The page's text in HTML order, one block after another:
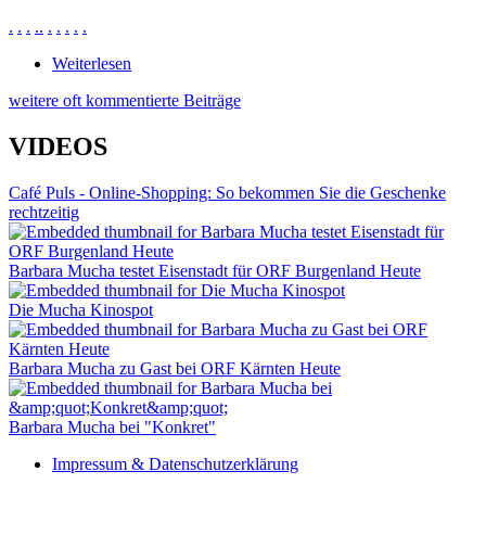
. . . .. . . . . .
Weiterlesen
weitere oft kommentierte Beiträge
VIDEOS
Café Puls - Online-Shopping: So bekommen Sie die Geschenke
rechtzeitig
Barbara Mucha testet Eisenstadt für ORF Burgenland Heute
Die Mucha Kinospot
Barbara Mucha zu Gast bei ORF Kärnten Heute
Barbara Mucha bei "Konkret"
Impressum & Datenschutzerklärung